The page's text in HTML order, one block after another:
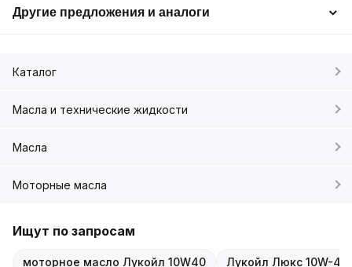
Другие предложения и аналоги
Каталог
Масла и технические жидкости
Масла
Моторные масла
Ищут по запросам
моторное масло Лукойл 10W40 Лукойл Люкс 10W-40